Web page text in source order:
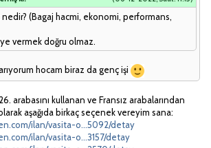
(Bagaj hacmi, ekonomi, performans,
vermek doğru olmaz.
hocam biraz da genç işi
arabasını kullanan ve Fransız arabalarından
aşağıda birkaç seçenek vereyim sana:
ilan/vasita-o...5092/detay
ilan/vasita-o...3157/detay